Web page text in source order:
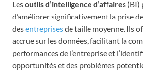
Lesoutils d’intelligence d’affaires (BI)
d’améliorer significativement la prise
desentreprisesde taille moyenne. Ils
accrue sur les données, facilitant la
performances de l’entreprise et
opportunités et des problèmes